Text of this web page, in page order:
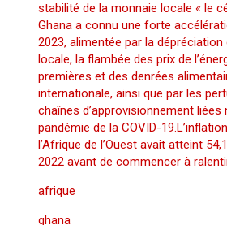
stabilité de la monnaie locale « le
Ghana a connu une forte
2023, alimentée par la dépréciation
locale, la flambée des prix de
premières et des denrées
internationale, ainsi que par les
chaînes d’approvisionnement
pandémie de la COVID-
l’Afrique de l’Ouest avait atteint
2022 avant de commencer à
afrique
ghana